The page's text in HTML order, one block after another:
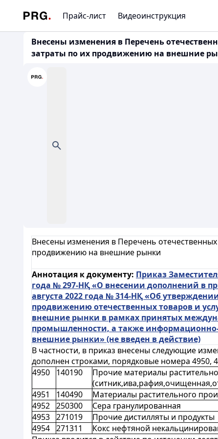
Прайс-лист Видеоинструкция
Внесены изменения в Перечень
затраты по их продвижению на внешние
Внесены изменения в Перечень
продвижению на внешние рынки
Аннотация к документу: Приказ
года № 297-НҚ «О внесении дополнений в
августа 2022 года № 314-НҚ «Об
продвижению отечественных товаров и
внешние рынки в рамках принятых
промышленности, а также
внешние рынки» (не введен в действие)
В частности, в приказ внесены следующие
дополнен строками, порядковые номера 4950,
4950
140190
Прочие материалы
4951 140490 Материалы растительного
4952 250300 Сера гранулированная
4953 271019 Прочие дистилляты и продукты
4954 271311 Кокс нефтяной